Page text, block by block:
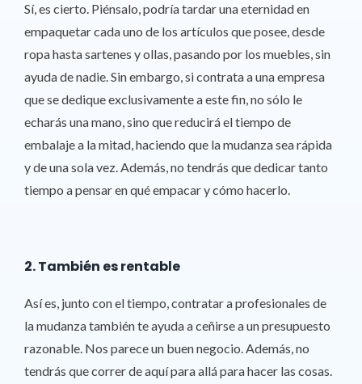
Sí, es cierto. Piénsalo, podría tardar una eternidad en
empaquetar cada uno de los artículos que posee, desde
ropa hasta sartenes y ollas, pasando por los muebles, sin
ayuda de nadie. Sin embargo, si contrata a una empresa
que se dedique exclusivamente a este fin, no sólo le
echarás una mano, sino que reducirá el tiempo de
embalaje a la mitad, haciendo que la mudanza sea rápida
y de una sola vez. Además, no tendrás que dedicar tanto
tiempo a pensar en qué empacar y cómo hacerlo.
2. También es rentable
Así es, junto con el tiempo, contratar a profesionales de
la mudanza también te ayuda a ceñirse a un presupuesto
razonable. Nos parece un buen negocio. Además, no
tendrás que correr de aquí para allá para hacer las cosas.